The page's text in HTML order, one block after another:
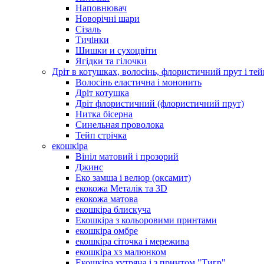
Наповнювач
Новорічні шари
Сізаль
Тичінки
Шишки и сухоцвіти
Ягідки та гілочки
Дріт в котушках, волосінь, флористичний прут і
Волосінь еластична і мононить
Дріт котушка
Дріт флористичний (флористичний прут)
Нитка бісерна
Синельная проволока
Тейп стрічка
екошкіра
Вініл матовий і прозорий
Джинс
Еко замша і велюр (оксамит)
екокожа Металік та 3D
екокожа матова
екошкіра блискуча
Екошкіра з кольоровими принтами
екошкіра омбре
екошкіра сіточка і мережива
екошкіра хз малюнком